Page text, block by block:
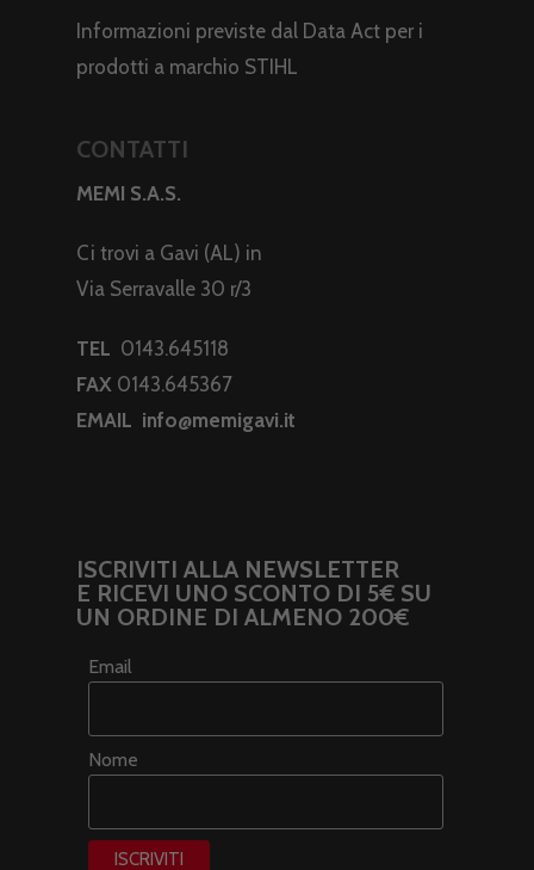
Informazioni previste dal Data Act per i
prodotti a marchio STIHL
CONTATTI
MEMI S.A.S.
Ci trovi a Gavi (AL) in
Via Serravalle 30 r/3
TEL 0143.645118
FAX 0143.645367
EMAIL info@memigavi.it
ISCRIVITI ALLA NEWSLETTER
E RICEVI UNO SCONTO DI 5€ SU
UN ORDINE DI ALMENO 200€
Email
Nome